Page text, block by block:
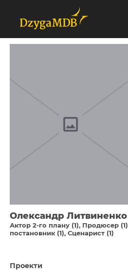
Олександр Литвиненко
Актор 2-го плану (1) Продюсер (1)
постановник (1) Сценарист (1)
Проекти